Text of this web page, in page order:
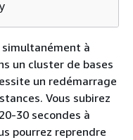
simultanément à
un cluster de bases
un redémarrage
Vous subirez
30 secondes à
pourrez reprendre